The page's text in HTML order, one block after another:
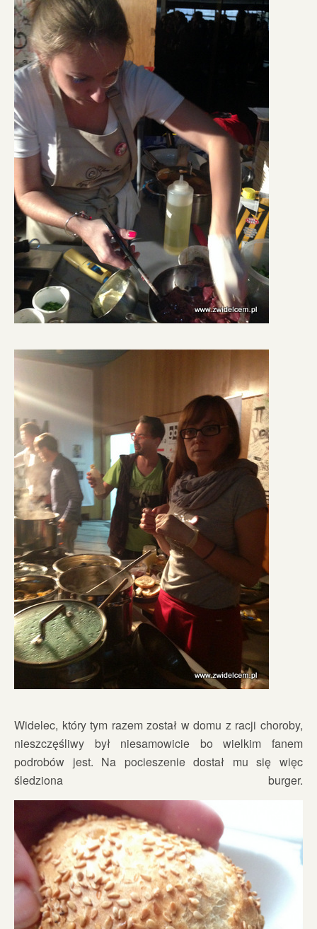
Widelec, który tym razem został w domu z racji choroby,
nieszczęśliwy był niesamowicie bo wielkim fanem
podrobów jest. Na pocieszenie dostał mu się więc
śledziona burger.